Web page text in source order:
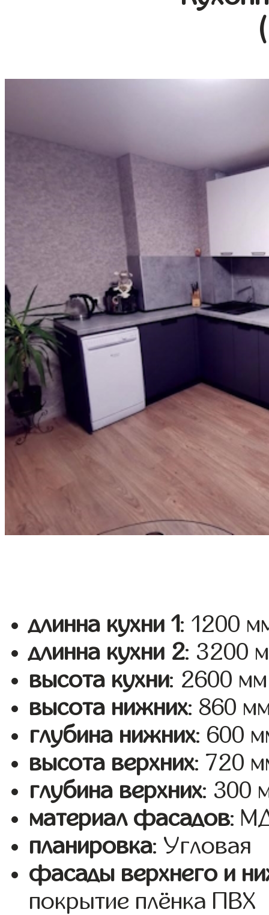
длинна кухни 1: 1200
длинна кухни 2: 3200
высота кухни: 2600 мм
высота нижних: 860
глубина нижних: 600
высота верхних: 720
глубина верхних: 300
материал фасадов:
планировка: Угловая
фасады верхнего и
покрытие плёнка ПВХ